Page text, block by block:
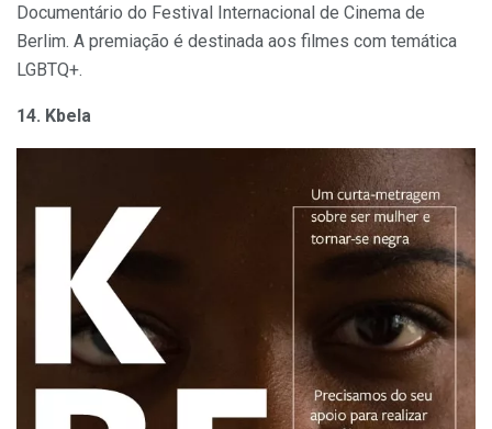
Documentário do Festival Internacional de Cinema de
Berlim. A premiação é destinada aos filmes com temática
LGBTQ+.
14. Kbela